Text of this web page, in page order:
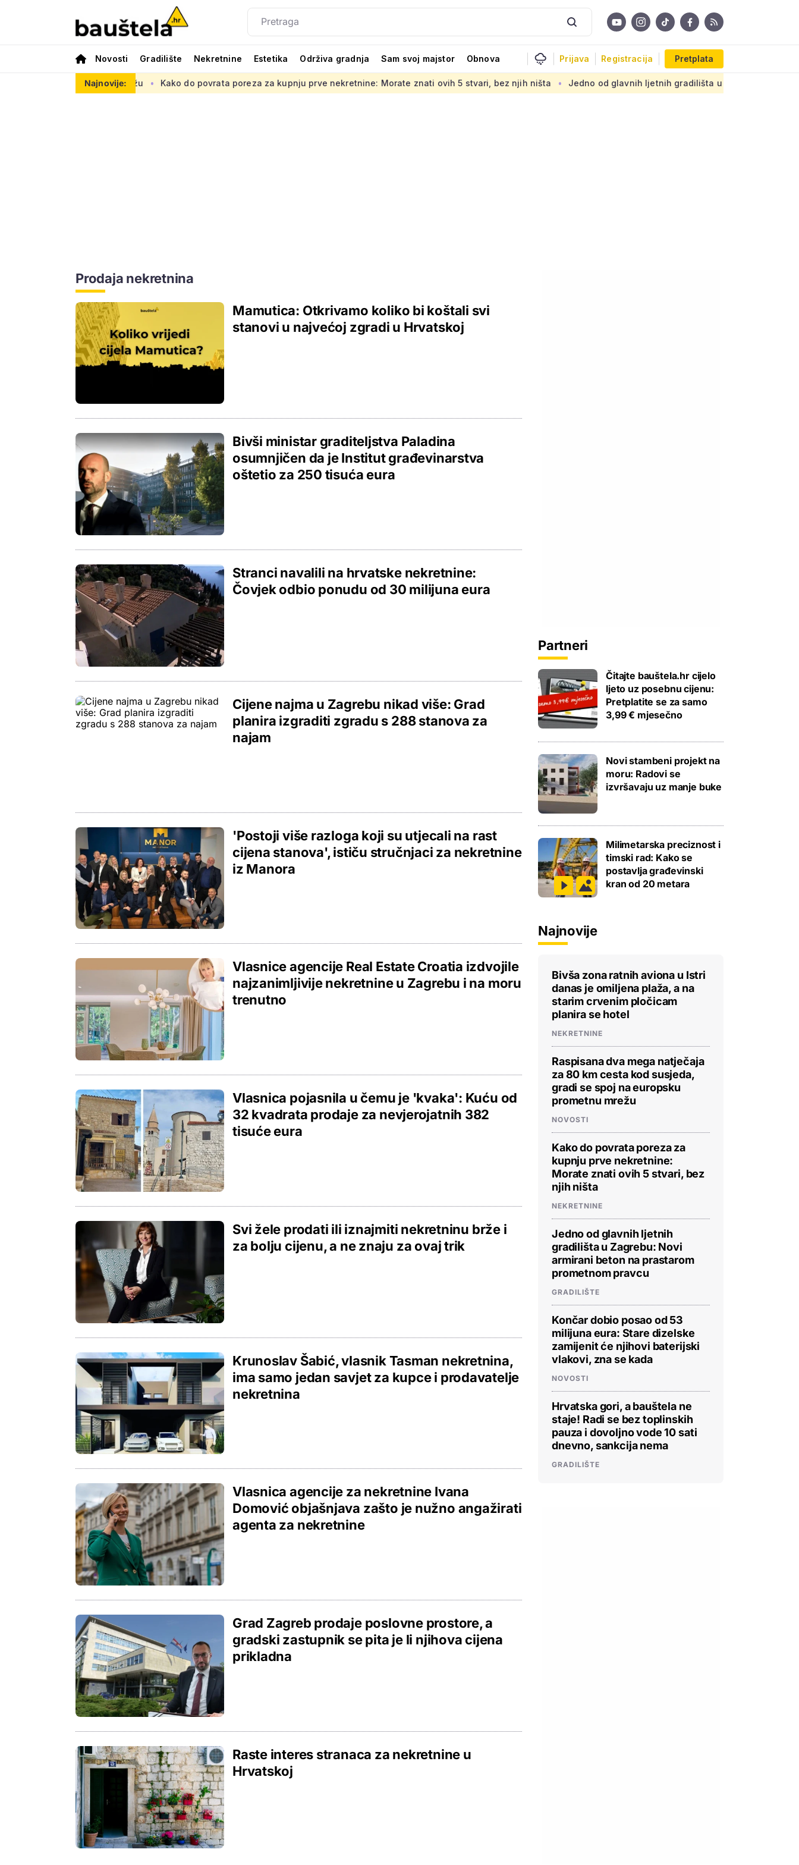
Novosti Gradilište Nekretnine Estetika Održiva gradnja Sam svoj majstor Obnova Prijava Registracija Pretplata
Najnovije:
Kako do povrata poreza za kupnju prve nekretnine: Morate znati ovih 5 stvari, bez njih ništa Jedno od glavnih ljetnih gradilišta u Zagrebu: Novi armirani beton
Prodaja nekretnina
Mamutica: Otkrivamo koliko bi koštali svi
stanovi u najvećoj zgradi u Hrvatskoj
Bivši ministar graditeljstva Paladina
osumnjičen da je Institut građevinarstva
oštetio za 250 tisuća eura
Stranci navalili na hrvatske nekretnine:
Čovjek odbio ponudu od 30 milijuna eura
Cijene najma u Zagrebu nikad više: Grad
planira izgraditi zgradu s 288 stanova za
najam
'Postoji više razloga koji su utjecali na rast
cijena stanova', ističu stručnjaci za nekretnine
iz Manora
Vlasnice agencije Real Estate Croatia izdvojile
najzanimljivije nekretnine u Zagrebu i na moru
trenutno
Vlasnica pojasnila u čemu je 'kvaka': Kuću od
32 kvadrata prodaje za nevjerojatnih 382
tisuće eura
Svi žele prodati ili iznajmiti nekretninu brže i
za bolju cijenu, a ne znaju za ovaj trik
Krunoslav Šabić, vlasnik Tasman nekretnina,
ima samo jedan savjet za kupce i prodavatelje
nekretnina
Vlasnica agencije za nekretnine Ivana
Domović objašnjava zašto je nužno angažirati
agenta za nekretnine
Grad Zagreb prodaje poslovne prostore, a
gradski zastupnik se pita je li njihova cijena
prikladna
Raste interes stranaca za nekretnine u
Hrvatskoj
Partneri
Čitajte bauštela.hr cijelo
ljeto uz posebnu cijenu:
Pretplatite se za samo
3,99 € mjesečno
Novi stambeni projekt na
moru: Radovi se
izvršavaju uz manje buke
Milimetarska preciznost i
timski rad: Kako se
postavlja građevinski
kran od 20 metara
Najnovije
Bivša zona ratnih aviona u Istri
danas je omiljena plaža, a na
starim crvenim pločicam
planira se hotel
NEKRETNINE
Raspisana dva mega natječaja
za 80 km cesta kod susjeda,
gradi se spoj na europsku
prometnu mrežu
NOVOSTI
Kako do povrata poreza za
kupnju prve nekretnine:
Morate znati ovih 5 stvari, bez
njih ništa
NEKRETNINE
Jedno od glavnih ljetnih
gradilišta u Zagrebu: Novi
armirani beton na prastarom
prometnom pravcu
GRADILIŠTE
Končar dobio posao od 53
milijuna eura: Stare dizelske
zamijenit će njihovi baterijski
vlakovi, zna se kada
NOVOSTI
Hrvatska gori, a bauštela ne
staje! Radi se bez toplinskih
pauza i dovoljno vode 10 sati
dnevno, sankcija nema
GRADILIŠTE